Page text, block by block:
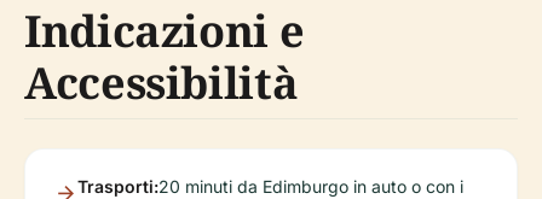
Indicazioni e
Accessibilità
Trasporti:20 minuti da Edimburgo in auto o con i